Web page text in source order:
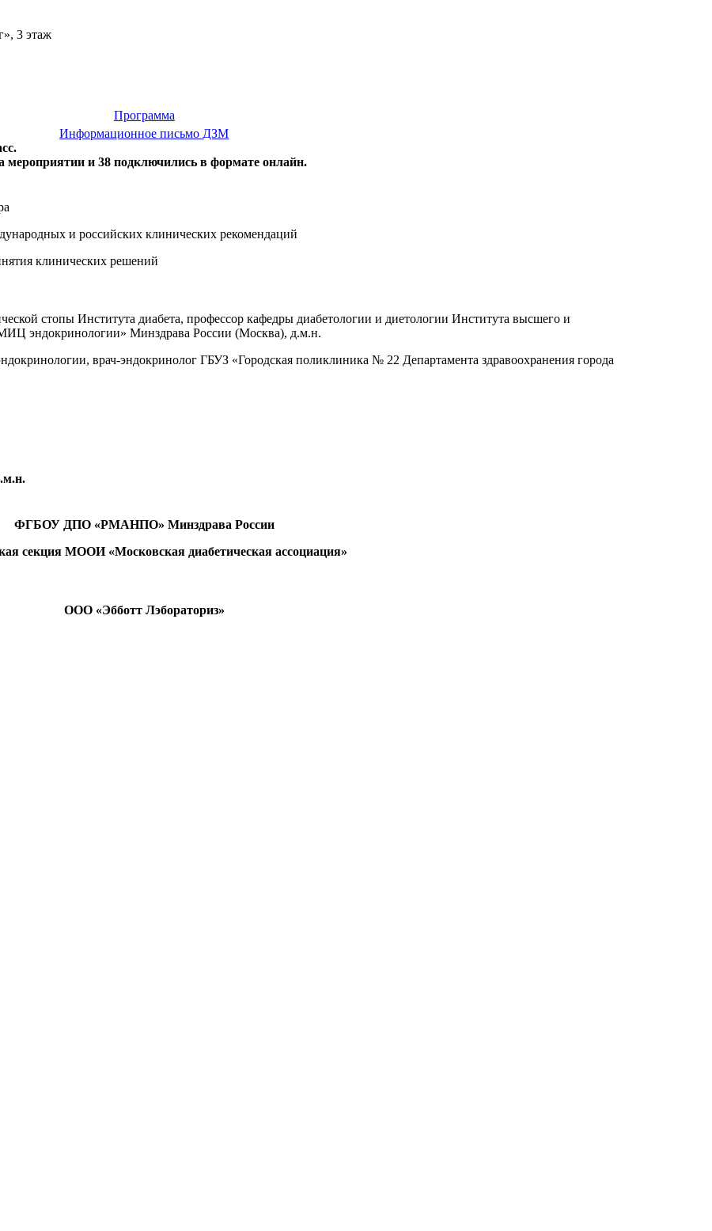
3 этаж
Программа
Информационное письмо ДЗМ
мероприятии и 38 подключились в формате онлайн.
и российских клинических рекомендаций
клинических решений
стопы Института диабета, профессор кафедры диабетологии и диетологии Института высшего и
эндокринологии» Минздрава России (Москва), д.м.н.
врач-эндокринолог ГБУЗ «Городская поликлиника № 22 Департамента здравоохранения города
ФГБОУ ДПО «РМАНПО» Минздрава России
секция МООИ «Московская диабетическая ассоциация»
ООО «Эбботт Лэбораториз»